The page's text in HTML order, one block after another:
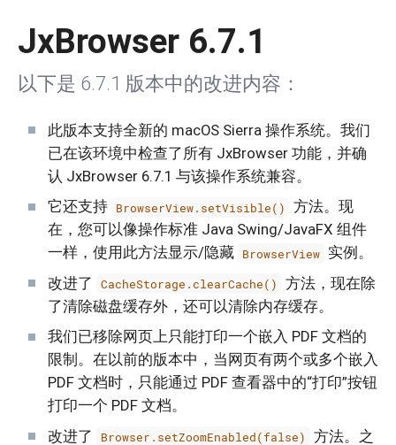
JxBrowser 6.7.1
以下是 6.7.1 版本中的改进内容：
此版本支持全新的 macOS Sierra 操作系统。我们
已在该环境中检查了所有 JxBrowser 功能，并确
认 JxBrowser 6.7.1 与该操作系统兼容。
它还支持 BrowserView.setVisible()
方法。现
在，您可以像操作标准 Java Swing/JavaFX 组件
一样，使用此方法显示/隐藏 BrowserView 实例。
改进了
CacheStorage.clearCache()
方法，现在除
了清除磁盘缓存外，还可以清除内存缓存。
我们已移除网页上只能打印一个嵌入 PDF 文档的
限制。在以前的版本中，当网页有两个或多个嵌入
PDF 文档时，只能通过 PDF 查看器中的“打印”按钮
打印一个 PDF 文档。
改进了
Browser.setZoomEnabled(false)
方法。之